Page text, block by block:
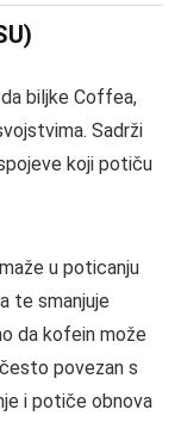
biljke Coffea,
Sadrži
koji potiču
u poticanju
te smanjuje
da kofein može
povezan s
i potiče obnova